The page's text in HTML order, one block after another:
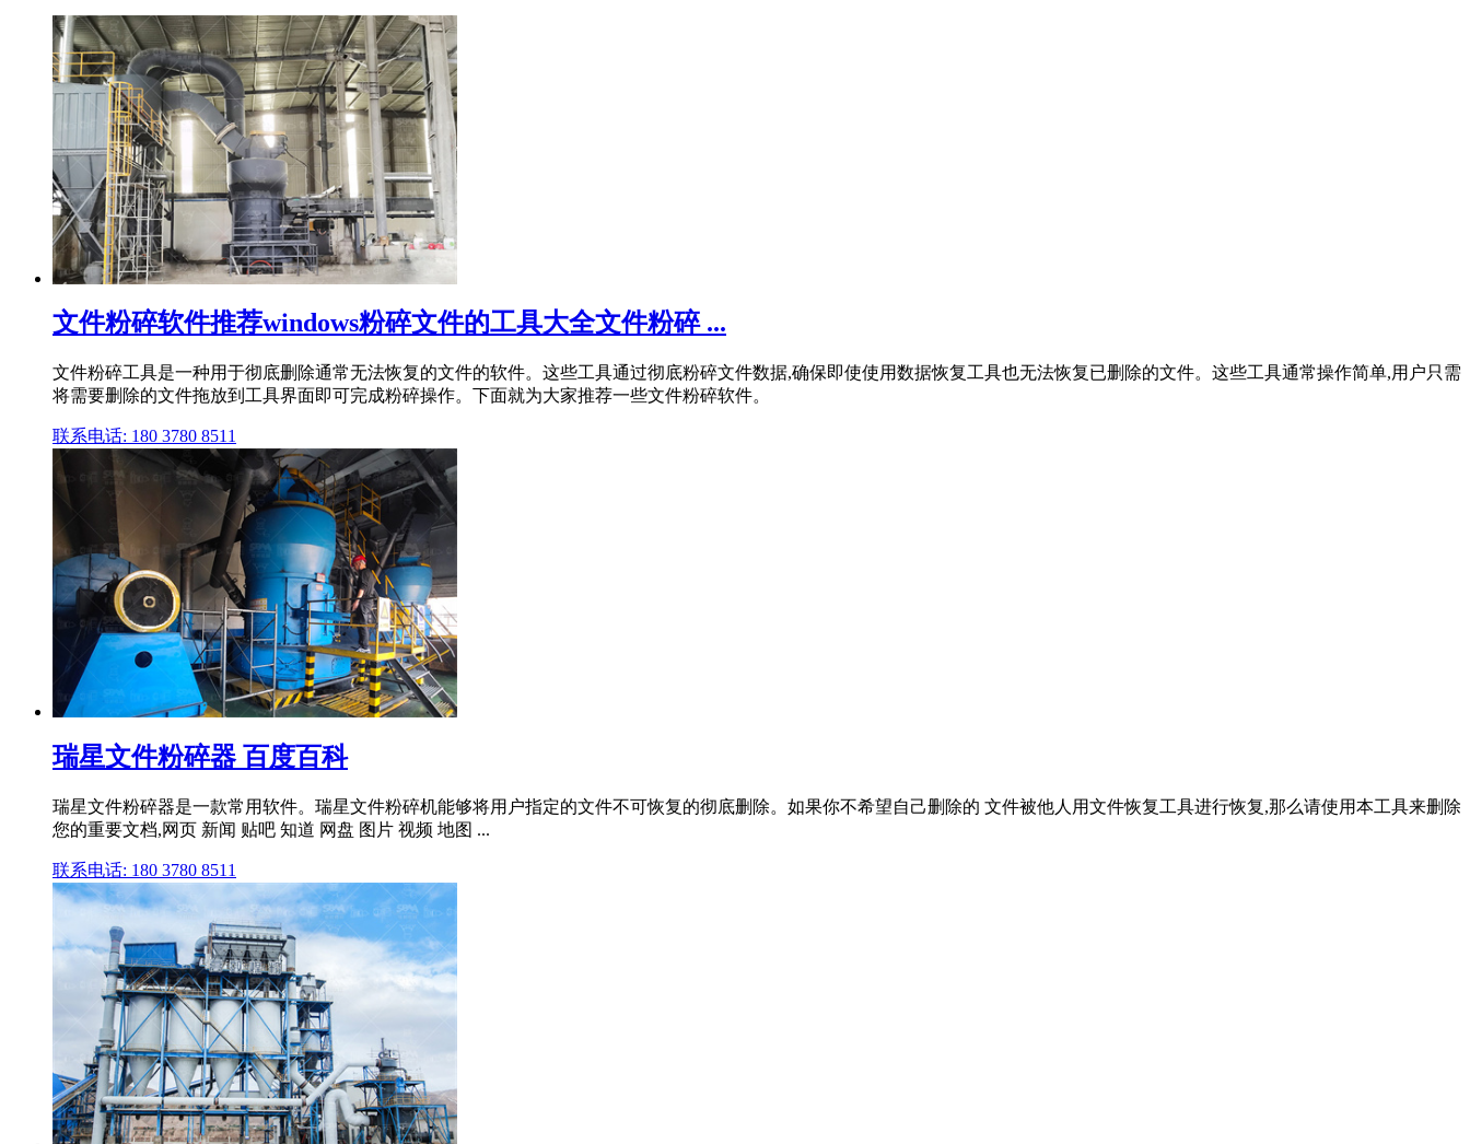
文件粉碎软件推荐windows粉碎文件的工具大全文件粉碎 ...
文件粉碎工具是一种用于彻底删除通常无法恢复的文件的软件。这些工具通过彻底粉碎文件数据,确保即使使用数据恢复工具也无法恢复已删除的文件。这些工具通常操作简单,用户只需
将需要删除的文件拖放到工具界面即可完成粉碎操作。下面就为大家推荐一些文件粉碎软件。
联系电话: 180 3780 8511
瑞星文件粉碎器 百度百科
瑞星文件粉碎器是一款常用软件。瑞星文件粉碎机能够将用户指定的文件不可恢复的彻底删除。如果你不希望自己删除的 文件被他人用文件恢复工具进行恢复,那么请使用本工具来删除
您的重要文档,网页 新闻 贴吧 知道 网盘 图片 视频 地图 ...
联系电话: 180 3780 8511